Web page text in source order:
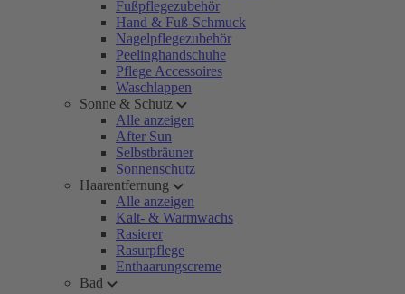
Fußpflegezubehör
Hand & Fuß-Schmuck
Nagelpflegezubehör
Peelinghandschuhe
Pflege Accessoires
Waschlappen
Sonne & Schutz
Alle anzeigen
After Sun
Selbstbräuner
Sonnenschutz
Haarentfernung
Alle anzeigen
Kalt- & Warmwachs
Rasierer
Rasurpflege
Enthaarungscreme
Bad